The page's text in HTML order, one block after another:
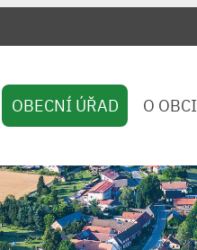
OBECNÍ ÚŘAD O OBCI